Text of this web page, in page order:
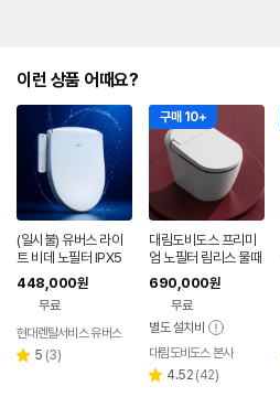
이런 상품 어때요?
(일시불) 유버스 라이
트 비데 노필터 IPX5
방수 BL-15DE
448,000원
무료
현대렌탈서비스 유버스
별 5 리
(3)
구매 10+
대림도비도스 프리미
엄 노필터 림리스 물때
걱정없는 일체형도기
비데
690,000원
무료
별도 설치비
대림도비도스 본사
별 4.52 리
(42)